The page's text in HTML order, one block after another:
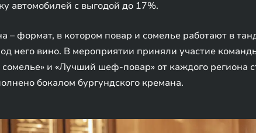
автомобилей с выгодой до 17%.
формат, в котором повар и сомелье работают в
него вино. В мероприятии приняли участие
и «Лучший шеф-повар» от каждого региона
бокалом бургундского кремана.